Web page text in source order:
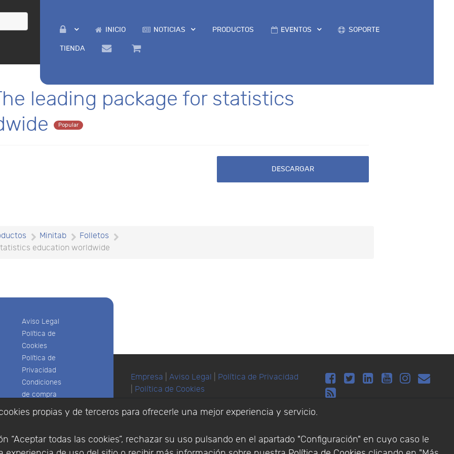
propias y de terceros para ofrecerle una mejor experiencia y servicio.
“Aceptar todas las cookies”, rechazar su uso pulsando en el apartado "Configuración" en cuyo caso le
INICIO NOTICIAS PRODUCTOS EVENTOS SOPORTE
TIENDA
leading package for statistics
Popular
DESCARGAR
Minitab
Folletos
education worldwide
Aviso Legal
Política de
Cookies
Política de
Privacidad
Condiciones
de compra
Identificarse
Registrarse
Empresa Aviso Legal
Política de Privacidad
Política de Cookies
Científico, S.L.
España y Portugal.